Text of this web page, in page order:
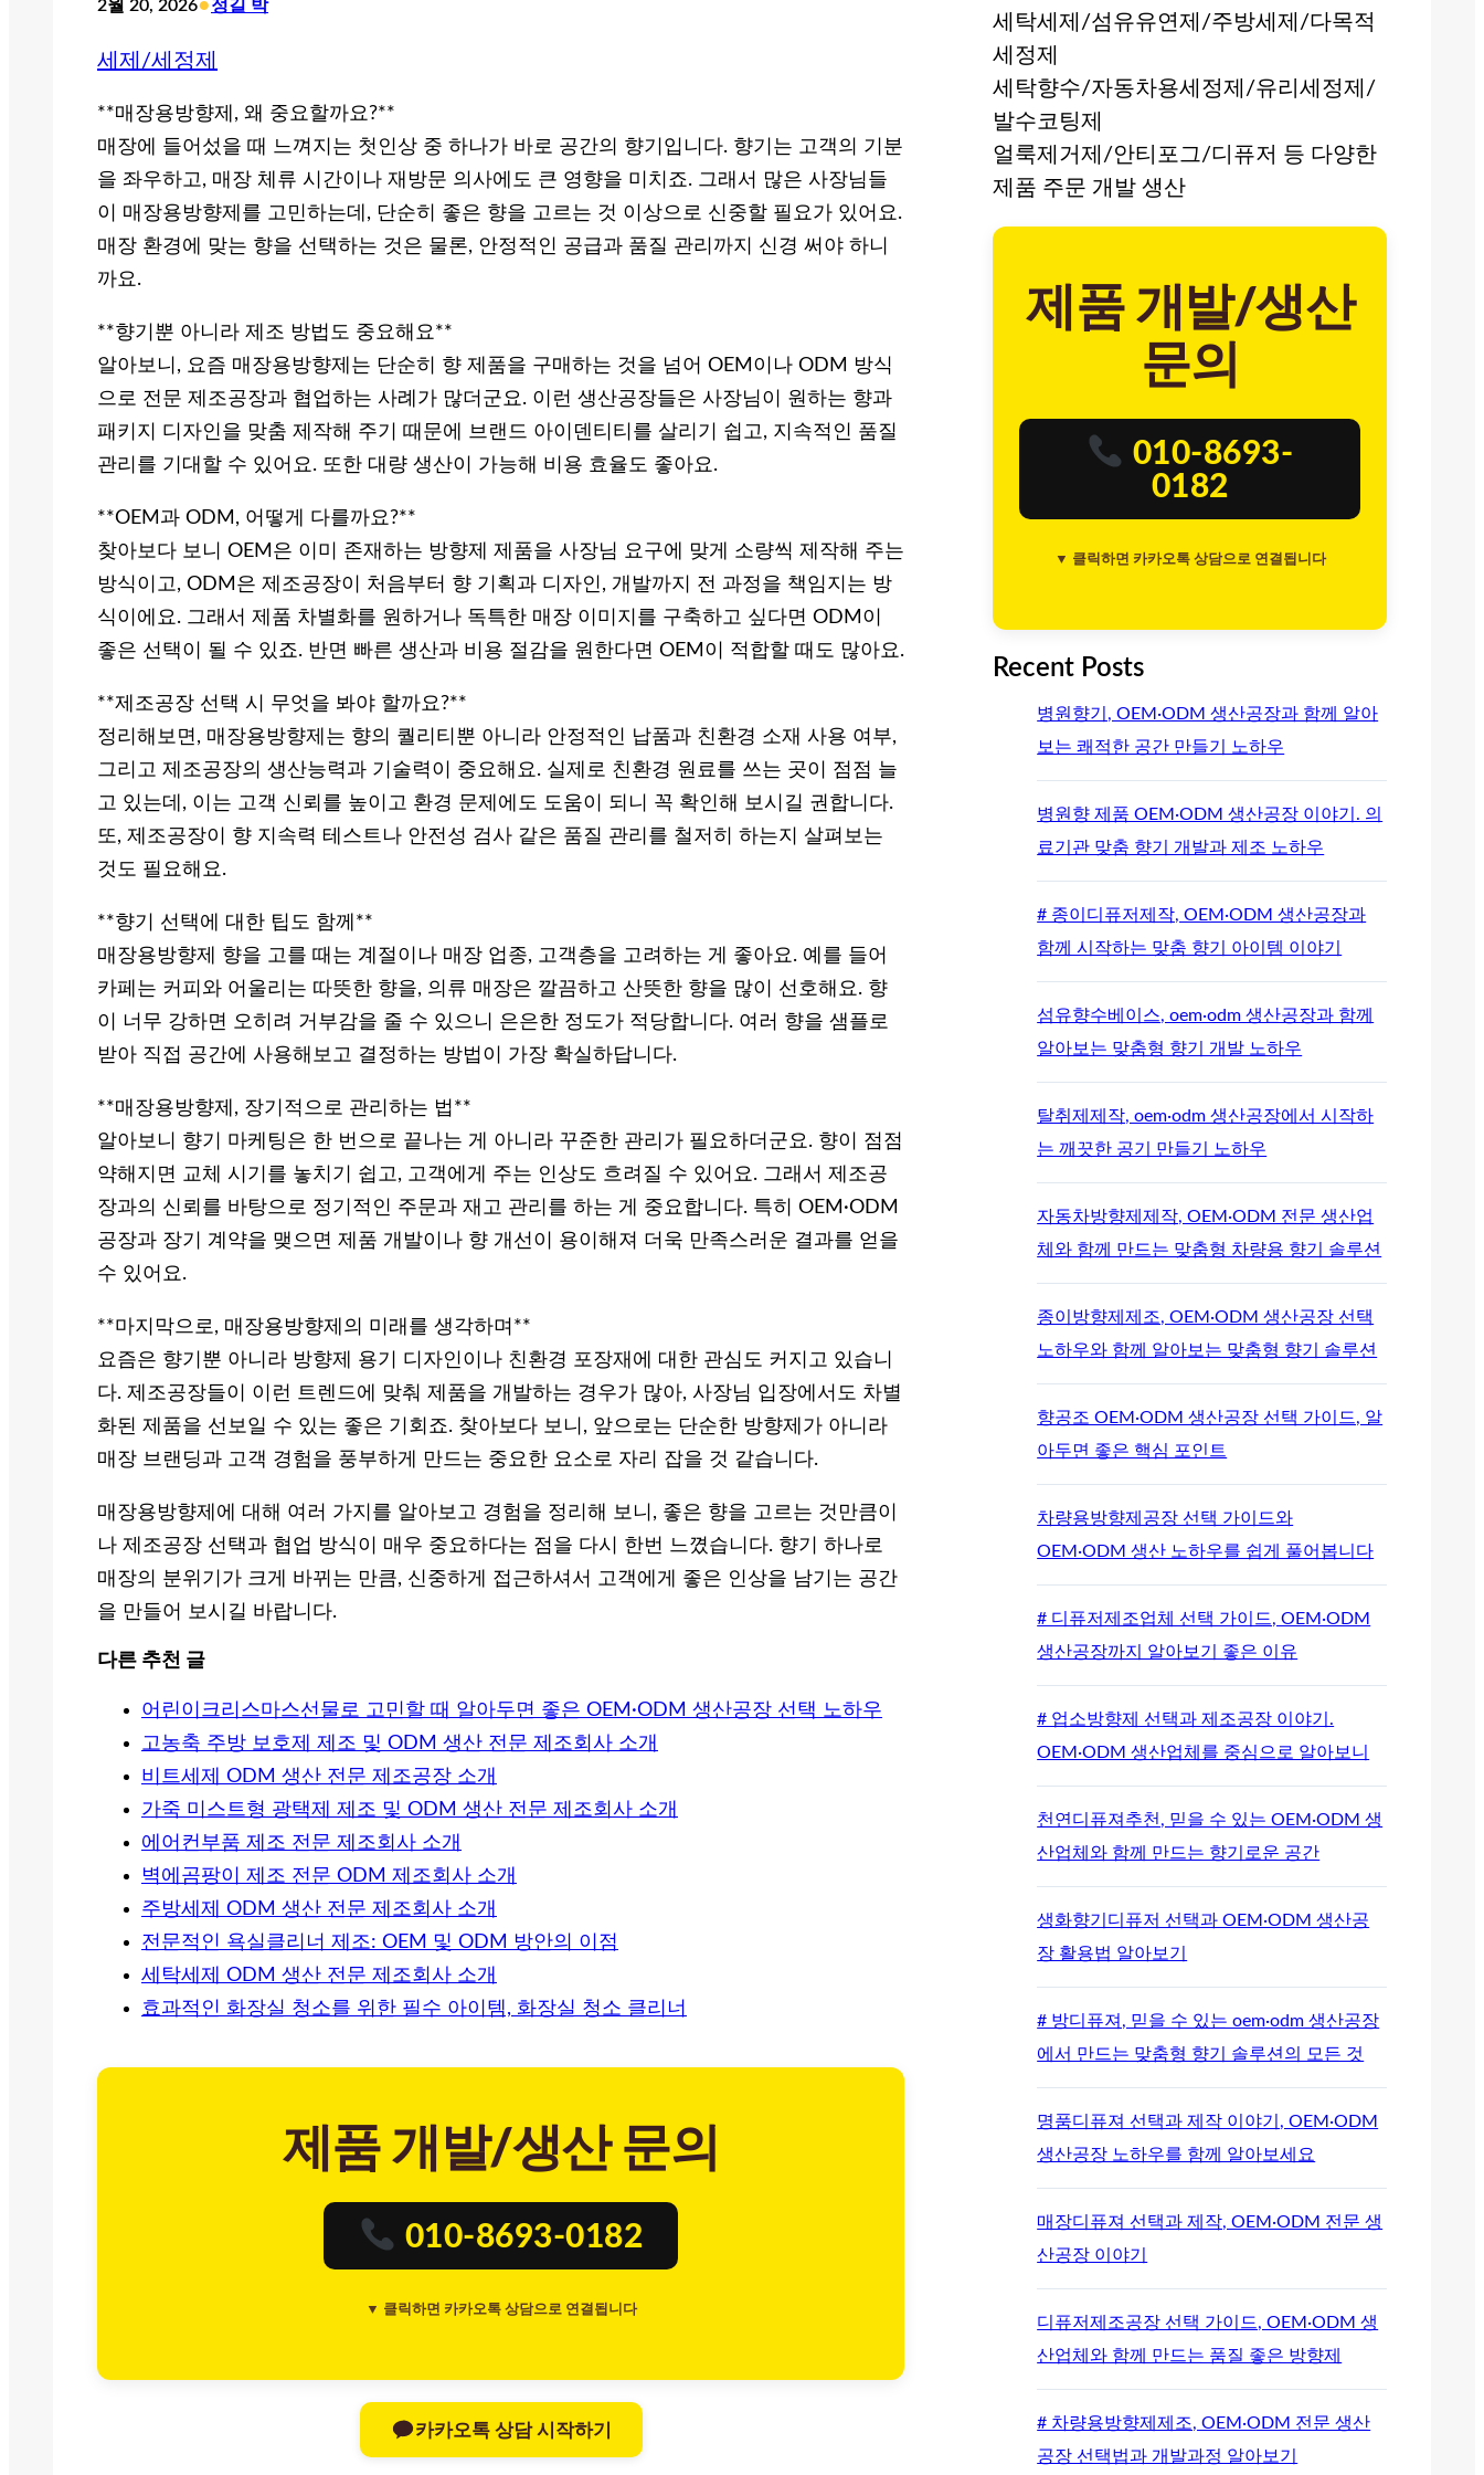
2월 20, 2026•정길 박
세제/세정제
**매장용방향제, 왜 중요할까요?**
매장에 들어섰을 때 느껴지는 첫인상 중 하나가 바로 공간의 향기입니다. 향기는 고객의 기분
을 좌우하고, 매장 체류 시간이나 재방문 의사에도 큰 영향을 미치죠. 그래서 많은 사장님들
이 매장용방향제를 고민하는데, 단순히 좋은 향을 고르는 것 이상으로 신중할 필요가 있어요.
매장 환경에 맞는 향을 선택하는 것은 물론, 안정적인 공급과 품질 관리까지 신경 써야 하니
까요.
**향기뿐 아니라 제조 방법도 중요해요**
알아보니, 요즘 매장용방향제는 단순히 향 제품을 구매하는 것을 넘어 OEM이나 ODM 방식
으로 전문 제조공장과 협업하는 사례가 많더군요. 이런 생산공장들은 사장님이 원하는 향과
패키지 디자인을 맞춤 제작해 주기 때문에 브랜드 아이덴티티를 살리기 쉽고, 지속적인 품질
관리를 기대할 수 있어요. 또한 대량 생산이 가능해 비용 효율도 좋아요.
**OEM과 ODM, 어떻게 다를까요?**
찾아보다 보니 OEM은 이미 존재하는 방향제 제품을 사장님 요구에 맞게 소량씩 제작해 주는
방식이고, ODM은 제조공장이 처음부터 향 기획과 디자인, 개발까지 전 과정을 책임지는 방
식이에요. 그래서 제품 차별화를 원하거나 독특한 매장 이미지를 구축하고 싶다면 ODM이
좋은 선택이 될 수 있죠. 반면 빠른 생산과 비용 절감을 원한다면 OEM이 적합할 때도 많아요.
**제조공장 선택 시 무엇을 봐야 할까요?**
정리해보면, 매장용방향제는 향의 퀄리티뿐 아니라 안정적인 납품과 친환경 소재 사용 여부,
그리고 제조공장의 생산능력과 기술력이 중요해요. 실제로 친환경 원료를 쓰는 곳이 점점 늘
고 있는데, 이는 고객 신뢰를 높이고 환경 문제에도 도움이 되니 꼭 확인해 보시길 권합니다.
또, 제조공장이 향 지속력 테스트나 안전성 검사 같은 품질 관리를 철저히 하는지 살펴보는
것도 필요해요.
**향기 선택에 대한 팁도 함께**
매장용방향제 향을 고를 때는 계절이나 매장 업종, 고객층을 고려하는 게 좋아요. 예를 들어
카페는 커피와 어울리는 따뜻한 향을, 의류 매장은 깔끔하고 산뜻한 향을 많이 선호해요. 향
이 너무 강하면 오히려 거부감을 줄 수 있으니 은은한 정도가 적당합니다. 여러 향을 샘플로
받아 직접 공간에 사용해보고 결정하는 방법이 가장 확실하답니다.
**매장용방향제, 장기적으로 관리하는 법**
알아보니 향기 마케팅은 한 번으로 끝나는 게 아니라 꾸준한 관리가 필요하더군요. 향이 점점
약해지면 교체 시기를 놓치기 쉽고, 고객에게 주는 인상도 흐려질 수 있어요. 그래서 제조공
장과의 신뢰를 바탕으로 정기적인 주문과 재고 관리를 하는 게 중요합니다. 특히 OEM·ODM
공장과 장기 계약을 맺으면 제품 개발이나 향 개선이 용이해져 더욱 만족스러운 결과를 얻을
수 있어요.
**마지막으로, 매장용방향제의 미래를 생각하며**
요즘은 향기뿐 아니라 방향제 용기 디자인이나 친환경 포장재에 대한 관심도 커지고 있습니
다. 제조공장들이 이런 트렌드에 맞춰 제품을 개발하는 경우가 많아, 사장님 입장에서도 차별
화된 제품을 선보일 수 있는 좋은 기회죠. 찾아보다 보니, 앞으로는 단순한 방향제가 아니라
매장 브랜딩과 고객 경험을 풍부하게 만드는 중요한 요소로 자리 잡을 것 같습니다.
매장용방향제에 대해 여러 가지를 알아보고 경험을 정리해 보니, 좋은 향을 고르는 것만큼이
나 제조공장 선택과 협업 방식이 매우 중요하다는 점을 다시 한번 느꼈습니다. 향기 하나로
매장의 분위기가 크게 바뀌는 만큼, 신중하게 접근하셔서 고객에게 좋은 인상을 남기는 공간
을 만들어 보시길 바랍니다.
다른 추천 글
어린이크리스마스선물로 고민할 때 알아두면 좋은 OEM·ODM 생산공장 선택 노하우
고농축 주방 보호제 제조 및 ODM 생산 전문 제조회사 소개
비트세제 ODM 생산 전문 제조공장 소개
가죽 미스트형 광택제 제조 및 ODM 생산 전문 제조회사 소개
에어컨부품 제조 전문 제조회사 소개
벽에곰팡이 제조 전문 ODM 제조회사 소개
주방세제 ODM 생산 전문 제조회사 소개
전문적인 욕실클리너 제조: OEM 및 ODM 방안의 이점
세탁세제 ODM 생산 전문 제조회사 소개
효과적인 화장실 청소를 위한 필수 아이템, 화장실 청소 클리너
제품 개발/생산 문의
010-8693-0182
▼ 클릭하면 카카오톡 상담으로 연결됩니다
카카오톡 상담 시작하기
세탁세제/섬유유연제/주방세제/다목적
세정제
세탁향수/자동차용세정제/유리세정제/
발수코팅제
얼룩제거제/안티포그/디퓨저 등 다양한
제품 주문 개발 생산
제품 개발/생산
문의
010-8693-
0182
▼ 클릭하면 카카오톡 상담으로 연결됩니다
Recent Posts
병원향기, OEM·ODM 생산공장과 함께 알아
보는 쾌적한 공간 만들기 노하우
병원향 제품 OEM·ODM 생산공장 이야기. 의
료기관 맞춤 향기 개발과 제조 노하우
# 종이디퓨저제작, OEM·ODM 생산공장과
함께 시작하는 맞춤 향기 아이템 이야기
섬유향수베이스, oem·odm 생산공장과 함께
알아보는 맞춤형 향기 개발 노하우
탈취제제작, oem·odm 생산공장에서 시작하
는 깨끗한 공기 만들기 노하우
자동차방향제제작, OEM·ODM 전문 생산업
체와 함께 만드는 맞춤형 차량용 향기 솔루션
종이방향제제조, OEM·ODM 생산공장 선택
노하우와 함께 알아보는 맞춤형 향기 솔루션
향공조 OEM·ODM 생산공장 선택 가이드, 알
아두면 좋은 핵심 포인트
차량용방향제공장 선택 가이드와
OEM·ODM 생산 노하우를 쉽게 풀어봅니다
# 디퓨저제조업체 선택 가이드, OEM·ODM
생산공장까지 알아보기 좋은 이유
# 업소방향제 선택과 제조공장 이야기.
OEM·ODM 생산업체를 중심으로 알아보니
천연디퓨져추천, 믿을 수 있는 OEM·ODM 생
산업체와 함께 만드는 향기로운 공간
생화향기디퓨저 선택과 OEM·ODM 생산공
장 활용법 알아보기
# 방디퓨져, 믿을 수 있는 oem·odm 생산공장
에서 만드는 맞춤형 향기 솔루션의 모든 것
명품디퓨져 선택과 제작 이야기, OEM·ODM
생산공장 노하우를 함께 알아보세요
매장디퓨져 선택과 제작, OEM·ODM 전문 생
산공장 이야기
디퓨저제조공장 선택 가이드, OEM·ODM 생
산업체와 함께 만드는 품질 좋은 방향제
# 차량용방향제제조, OEM·ODM 전문 생산
공장 선택법과 개발과정 알아보기